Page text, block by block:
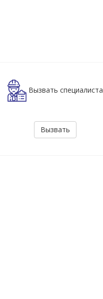
Вызвать специалиста
Вызвать